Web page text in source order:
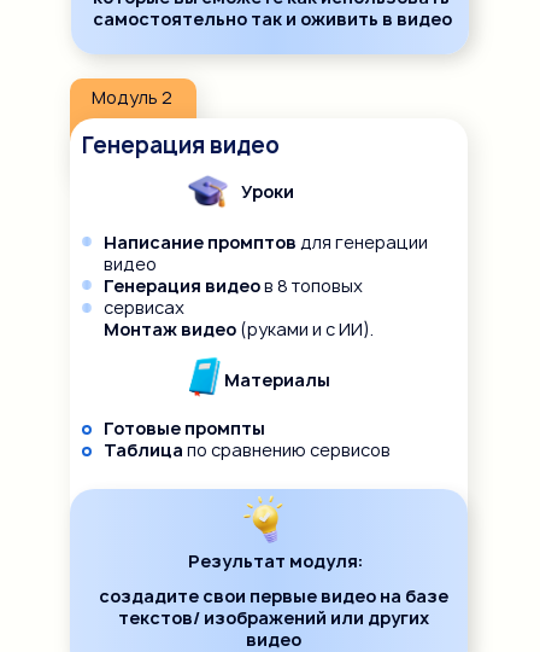
самостоятельно так и оживить в видео
Генерация видео
Модуль 2
Результат модуля:
создадите свои первые видео на базе
текстов/ изображений или других
видео
Материалы
Готовые промпты
Таблица по сравнению сервисов
Уроки
Написание промптов для генерации
видео
Генерация видеов 8 топовых
сервисах
Монтаж видео (руками и с ИИ).